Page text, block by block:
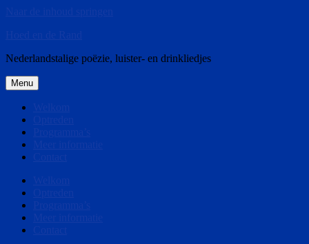
Nederlandstalige poëzie, luister- en drinkliedjes
Menu